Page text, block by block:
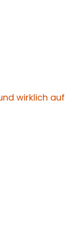
wirklich auf